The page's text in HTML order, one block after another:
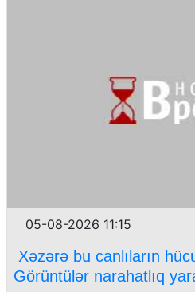
05-08-2026 11:15
Xəzərə bu canlıların
Görüntülər narahatlıq